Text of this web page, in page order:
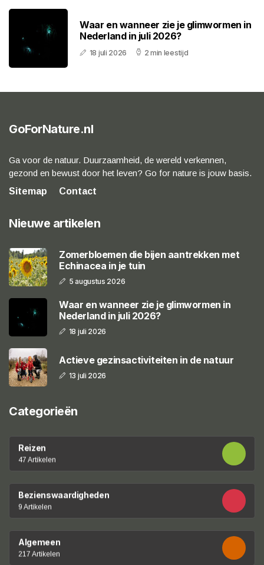
Waar en wanneer zie je glimwormen in
Nederland in juli 2026?
18 juli 2026 2 min leestijd
GoForNature.nl
Ga voor de natuur. Duurzaamheid, de wereld verkennen,
gezond en bewust door het leven? Go for nature is jouw basis.
Sitemap
Contact
Nieuwe artikelen
Zomerbloemen die bijen aantrekken met
Echinacea in je tuin
5 augustus 2026
Waar en wanneer zie je glimwormen in
Nederland in juli 2026?
18 juli 2026
Actieve gezinsactiviteiten in de natuur
13 juli 2026
Categorieën
Reizen
47 Artikelen
Bezienswaardigheden
9 Artikelen
Algemeen
217 Artikelen